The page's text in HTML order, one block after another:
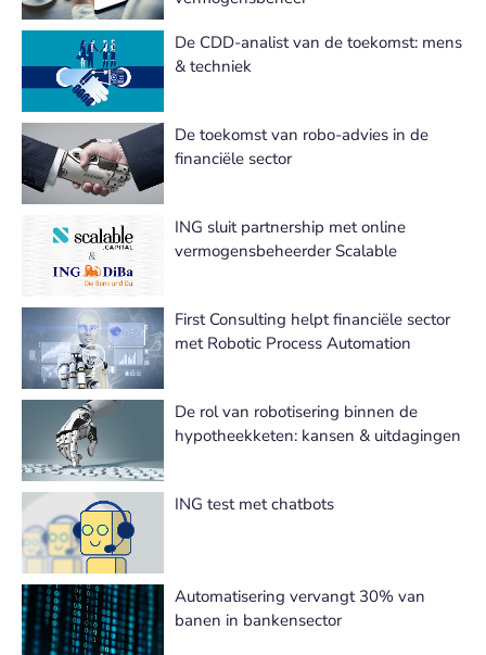
De CDD-analist van de toekomst: mens
& techniek
De toekomst van robo-advies in de
financiële sector
ING sluit partnership met online
vermogensbeheerder Scalable
First Consulting helpt financiële sector
met Robotic Process Automation
De rol van robotisering binnen de
hypotheekketen: kansen & uitdagingen
ING test met chatbots
Automatisering vervangt 30% van
banen in bankensector